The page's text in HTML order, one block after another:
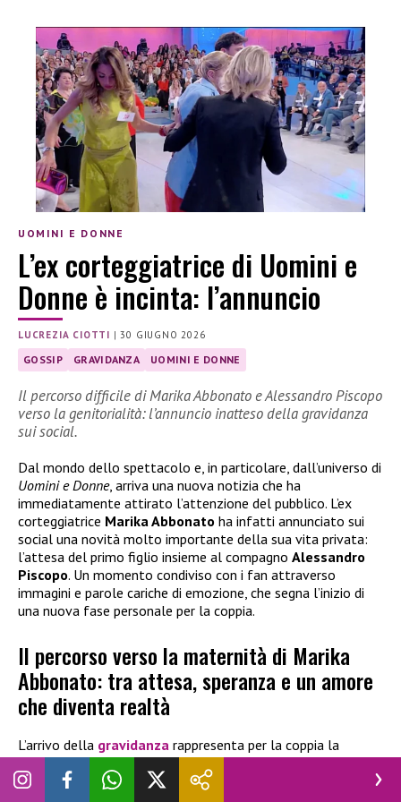
UOMINI E DONNE
L’ex corteggiatrice di Uomini e
Donne è incinta: l’annuncio
LUCREZIA CIOTTI |30 GIUGNO 2026
GOSSIP GRAVIDANZA UOMINI E DONNE
Il percorso difficile di Marika Abbonato e Alessandro Piscopo
verso la genitorialità: l’annuncio inatteso della gravidanza
sui social.
Dal mondo dello spettacolo e, in particolare, dall’universo di
Uomini e Donne, arriva una nuova notizia che ha
immediatamente attirato l’attenzione del pubblico. L’ex
corteggiatrice Marika Abbonato ha infatti annunciato sui
social una novità molto importante della sua vita privata:
l’attesa del primo figlio insieme al compagno Alessandro
Piscopo. Un momento condiviso con i fan attraverso
immagini e parole cariche di emozione, che segna l’inizio di
una nuova fase personale per la coppia.
Il percorso verso la maternità di Marika
Abbonato: tra attesa, speranza e un amore
che diventa realtà
L’arrivo della gravidanza rappresenta per la coppia la
realizzazione di un sogno coltivato nel tempo,non privo
però di difficoltà e attese
. Attraverso alcune storie e post